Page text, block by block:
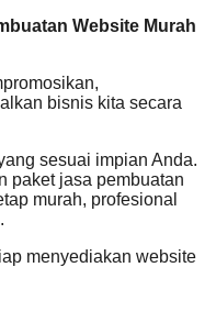
Website Murah
bisnis kita secara
sesuai impian Anda.
paket jasa pembuatan
murah, profesional
menyediakan website